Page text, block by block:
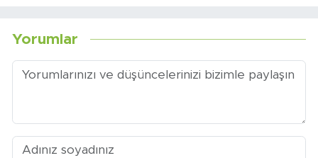
Yorumlar